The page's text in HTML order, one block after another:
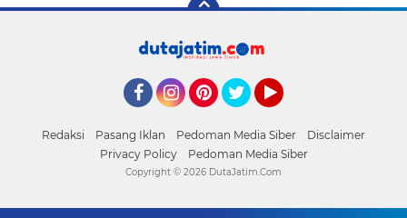
Redaksi Pasang Iklan Pedoman Media Siber
Disclaimer
Privacy Policy
Pedoman Media Siber
Copyright © 2026 DutaJatim.Com